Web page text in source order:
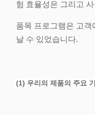
험 효율성은 그리고
품목 프로그램은 고객
날 수 있었습니다.
(1) 우리의 제품의 주요